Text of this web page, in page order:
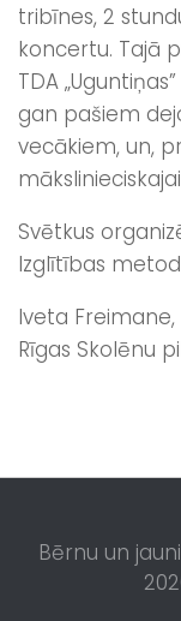
tribīnes, 2
koncertu. Tajā
TDA
gan pašiem
vecākiem, un,
Svētkus
Izglītības
Iveta Freimane,
Rīgas Skolēnu
Bērnu un